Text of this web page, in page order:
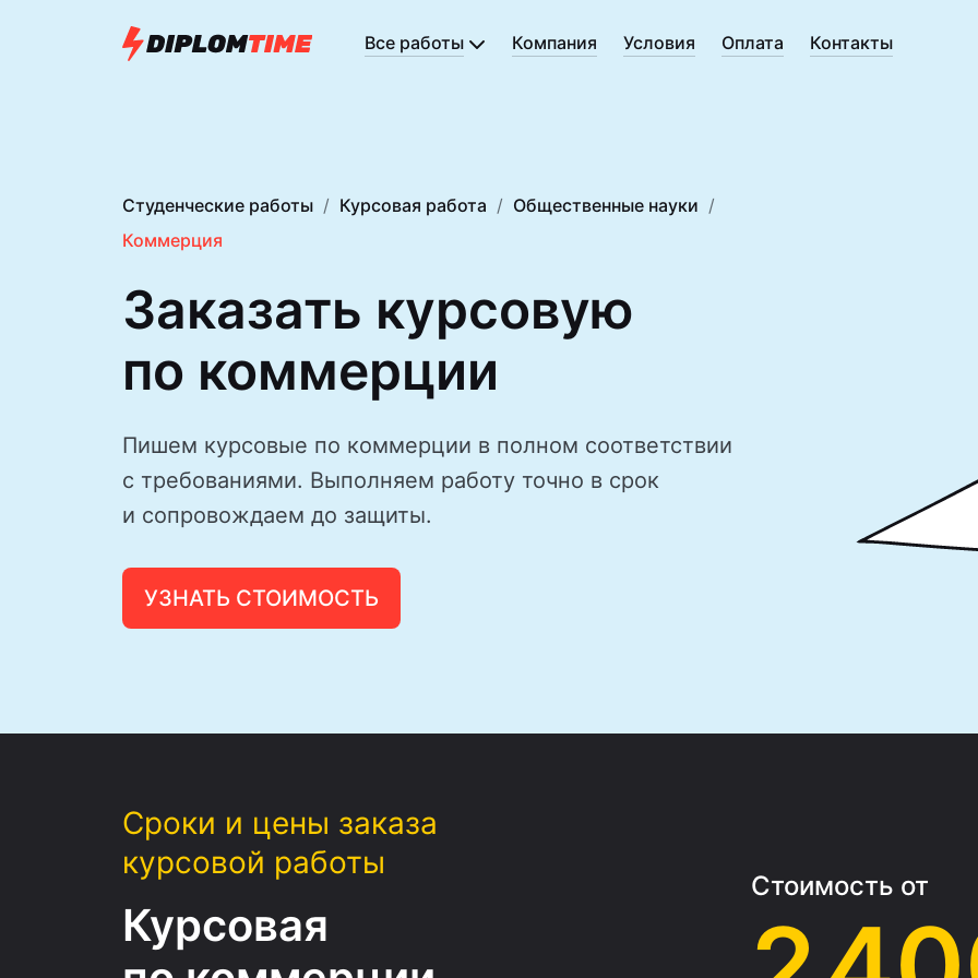
Все работы Компания Условия Оплата Контакты
Студенческие работы Курсовая работа
Общественные науки
Коммерция
Заказать курсовую
по коммерции
Пишем курсовые по коммерции в полном соответствии
с требованиями. Выполняем работу точно в срок
и сопровождаем до защиты.
УЗНАТЬ СТОИМОСТЬ
Сроки и цены заказа
курсовой работы
Курсовая
Стоимость от